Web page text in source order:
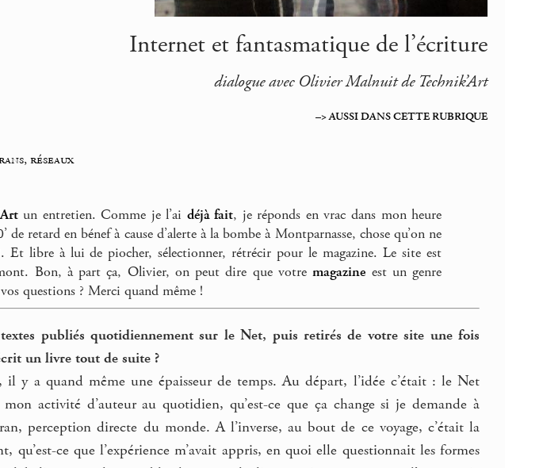
Internet et fantasmatique de l’écriture
dialogue avec Olivier Malnuit de Technik’Art
–> AUSSI DANS CETTE RUBRIQUE
réseaux
un entretien. Comme je l’ai déjà fait, je réponds en vrac dans mon heure
retard en bénef à cause d’alerte à la bombe à Montparnasse, chose qu’on ne
Et libre à lui de piocher, sélectionner, rétrécir pour le magazine. Le site est
Bon, à part ça, Olivier, on peut dire que votremagazine est un genre
questions ? Merci quand même !
publiés quotidiennement sur le Net, puis retirés de votre site une fois
un livre tout de suite ?
y a quand même une épaisseur de temps. Au départ, l’idée c’était : le Net
activité d’auteur au quotidien, qu’est-ce que ça change si je demande à
perception directe du monde. A l’inverse, au bout de ce voyage, c’était la
ce que l’expérience m’avait appris, en quoi elle questionnait les formes